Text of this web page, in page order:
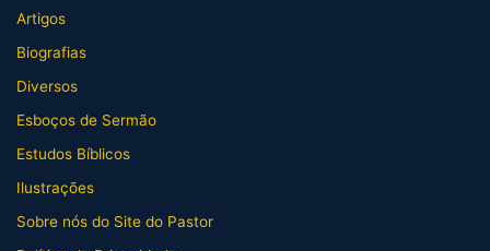
Artigos
Biografias
Diversos
Esboços de Sermão
Estudos Bíblicos
Ilustrações
Sobre nós do Site do Pastor